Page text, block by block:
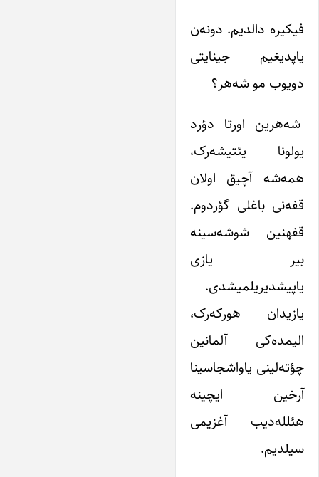
فیکیره دالدیم. دونه‌ن
یاپدیغیم جینایتی
دویوب مو شه‌هر؟
شه‌هرین اورتا دؤرد
یولونا یئتیشه‌ر‌ک،
همه‌شه آچیق اولان
قفه‌نی باغلی گؤردو‌م.
قفه‎نین شوشه‌سینه
بیر یازی
یاپیشدیریلمیشدی.
یازیدان هورکه‌ر‌ک،
الیمده‌کی آلمانین
چؤته‌لینی یاواشجاسینا
آرخین ایچینه
هئلله‌دیب آغزیمی
سیلدیم.